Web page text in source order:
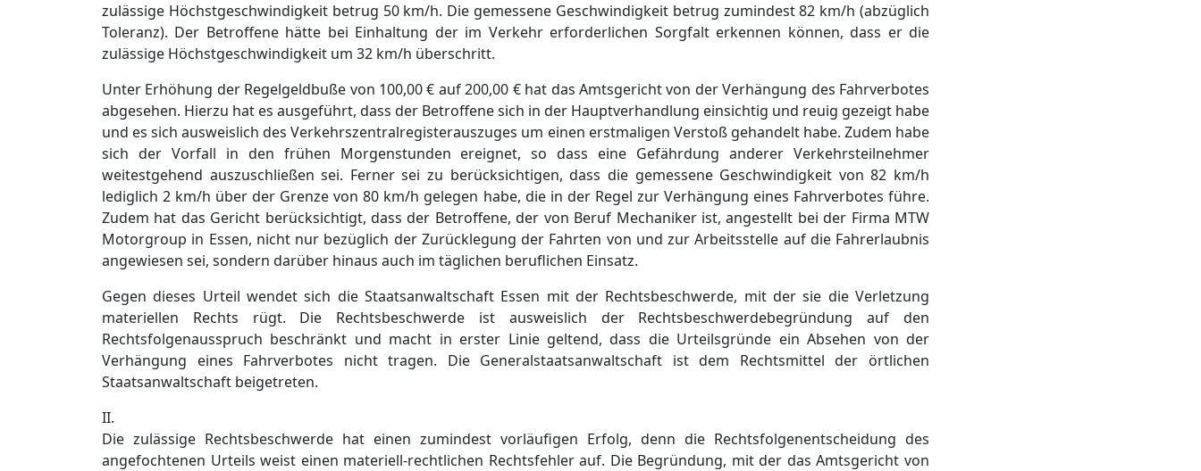
zulässige Höchstgeschwindigkeit betrug 50 km/h. Die gemessene Geschwindigkeit betrug zumindest 82 km/h (abzüglich
Toleranz). Der Betroffene hätte bei Einhaltung der im Verkehr erforderlichen Sorgfalt erkennen können, dass er die
zulässige Höchstgeschwindigkeit um 32 km/h überschritt.
Unter Erhöhung der Regelgeldbuße von 100,00 € auf 200,00 € hat das Amtsgericht von der Verhängung des Fahrverbotes
abgesehen. Hierzu hat es ausgeführt, dass der Betroffene sich in der Hauptverhandlung einsichtig und reuig gezeigt habe
und es sich ausweislich des Verkehrszentralregisterauszuges um einen erstmaligen Verstoß gehandelt habe. Zudem habe
sich der Vorfall in den frühen Morgenstunden ereignet, so dass eine Gefährdung anderer Verkehrsteilnehmer
weitestgehend auszuschließen sei. Ferner sei zu berücksichtigen, dass die gemessene Geschwindigkeit von 82 km/h
lediglich 2 km/h über der Grenze von 80 km/h gelegen habe, die in der Regel zur Verhängung eines Fahrverbotes führe.
Zudem hat das Gericht berücksichtigt, dass der Betroffene, der von Beruf Mechaniker ist, angestellt bei der Firma MTW
Motorgroup in Essen, nicht nur bezüglich der Zurücklegung der Fahrten von und zur Arbeitsstelle auf die Fahrerlaubnis
angewiesen sei, sondern darüber hinaus auch im täglichen beruflichen Einsatz.
Gegen dieses Urteil wendet sich die Staatsanwaltschaft Essen mit der Rechtsbeschwerde, mit der sie die Verletzung
materiellen Rechts rügt. Die Rechtsbeschwerde ist ausweislich der Rechtsbeschwerdebegründung auf den
Rechtsfolgenausspruch beschränkt und macht in erster Linie geltend, dass die Urteilsgründe ein Absehen von der
Verhängung eines Fahrverbotes nicht tragen. Die Generalstaatsanwaltschaft ist dem Rechtsmittel der örtlichen
Staatsanwaltschaft beigetreten.
II.
Die zulässige Rechtsbeschwerde hat einen zumindest vorläufigen Erfolg, denn die Rechtsfolgenentscheidung des
angefochtenen Urteils weist einen materiell-rechtlichen Rechtsfehler auf. Die Begründung, mit der das Amtsgericht von